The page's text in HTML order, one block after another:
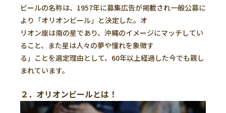
ビールの名称は、1957年に募集広告が掲載され一般公募に
より「オリオンビール」と決定した。オ
リオン座は南の星であり、沖縄のイメージにマッチしてい
ること、また星は人々の夢や憧れを象徴す
る」ことを選定理由として、60年以上経過した今でも親し
まれています。
２．オリオンビールとは！